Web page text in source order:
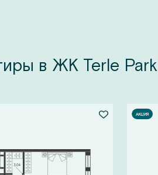
в ЖК Terle Park
АКЦИЯ